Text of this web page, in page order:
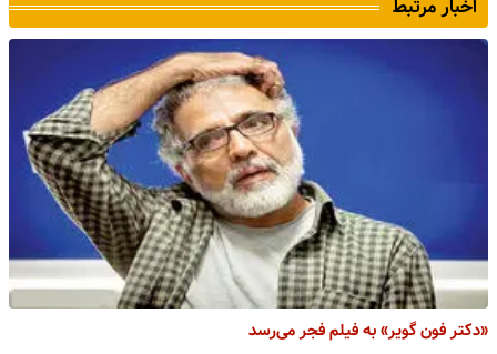
اخبار مرتبط
«دکتر فون گویر» به فیلم فجر می‌رسد